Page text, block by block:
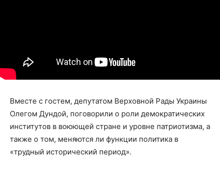
Вместе с гостем, депутатом Верховной Рады Украины
Олегом Дундой, поговорили о роли демократических
институтов в воюющей стране и уровне патриотизма, а
также о том, меняются ли функции политика в
«трудный исторический период».